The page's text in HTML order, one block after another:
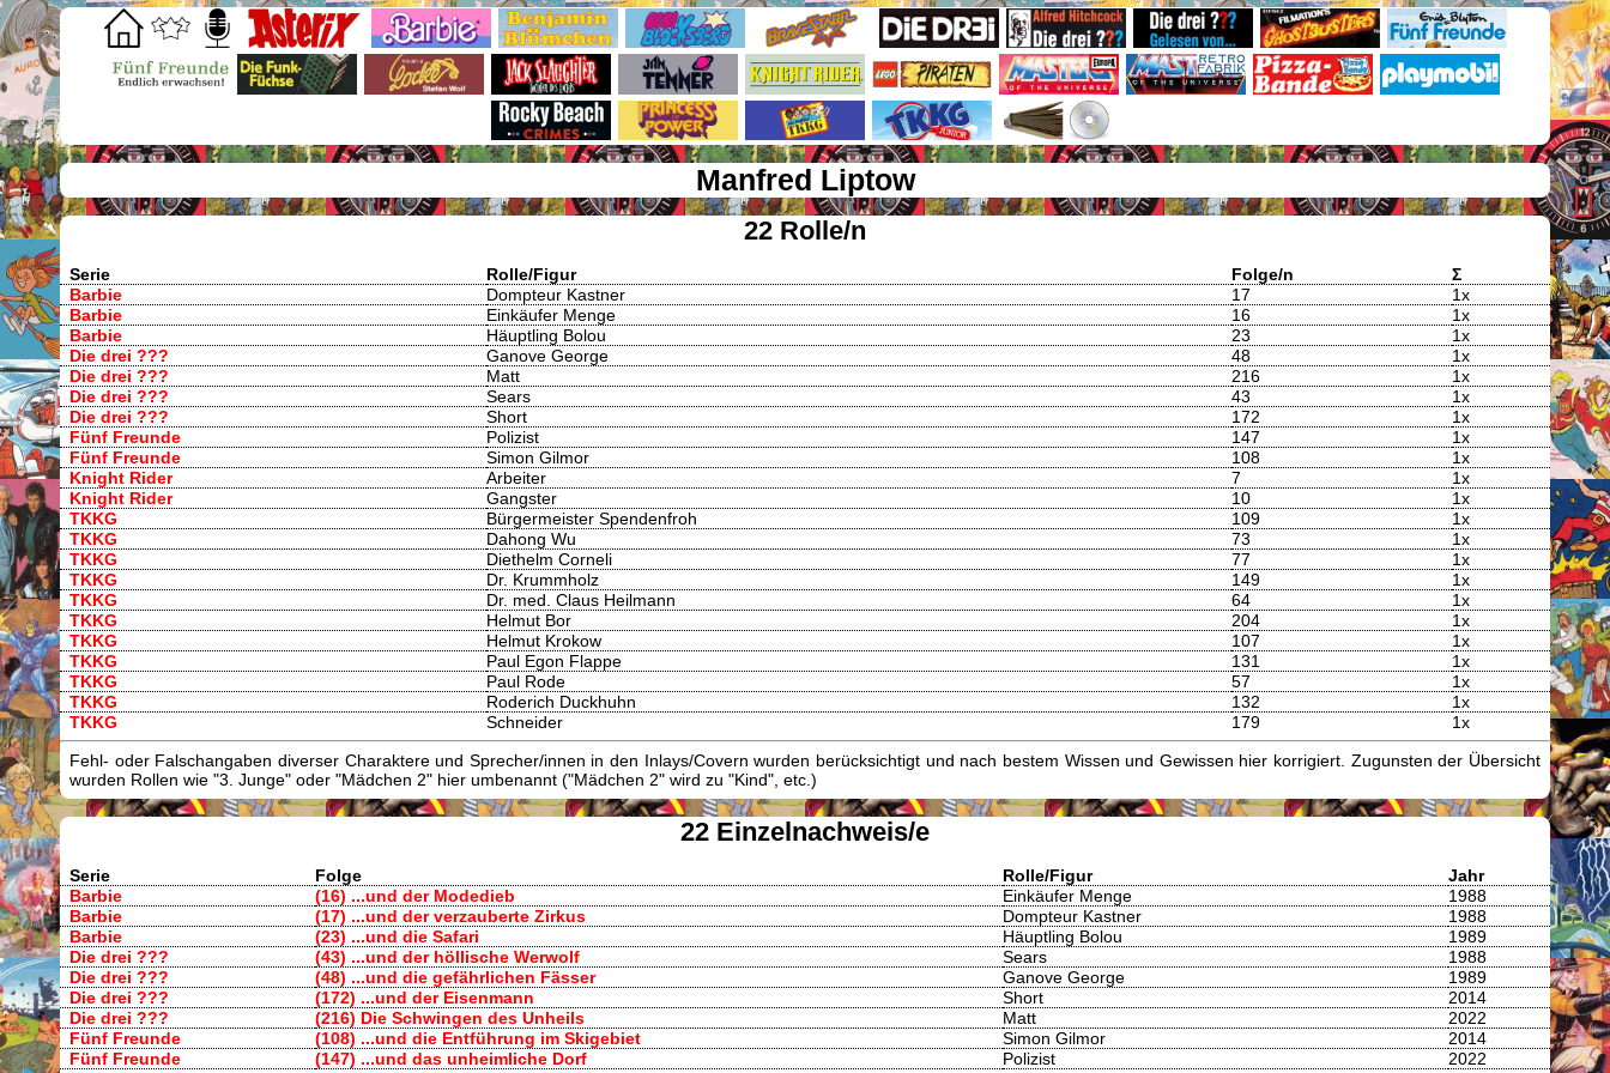
Manfred Liptow
22 Rolle/n
Serie Rolle/Figur Folge/n
Σ
Barbie
Dompteur Kastner 17
1x
Barbie
Einkäufer Menge 16
1x
Barbie
Häuptling Bolou 23
1x
Die drei ???
Ganove George 48
1x
Die drei ???
Matt 216
1x
Die drei ???
Sears 43
1x
Die drei ???
Short 172
1x
Fünf Freunde
Polizist 147
1x
Fünf Freunde
Simon Gilmor 108
1x
Knight Rider
Arbeiter 7
1x
Knight Rider
Gangster 10
1x
TKKG
Bürgermeister Spendenfroh 109
1x
TKKG
Dahong Wu 73
1x
TKKG
Diethelm Corneli 77
1x
TKKG
Dr. Krummholz 149
1x
TKKG
Dr. med. Claus Heilmann 64
1x
TKKG
Helmut Bor 204
1x
TKKG
Helmut Krokow 107
1x
TKKG
Paul Egon Flappe 131
1x
TKKG
Paul Rode 57
1x
TKKG
Roderich Duckhuhn 132
1x
TKKG
Schneider 179 1x
Fehl- oder Falschangaben diverser Charaktere und Sprecher/innen in den Inlays/Covern wurden berücksichtigt und nach bestem Wissen und Gewissen hier korrigiert. Zugunsten der Übersicht
wurden Rollen wie "3. Junge" oder "Mädchen 2" hier umbenannt ("Mädchen 2" wird zu "Kind", etc.)
22 Einzelnachweis/e
Serie Folge Rolle/Figur
Jahr
Barbie
(16) ...und der Modedieb Einkäufer Menge
1988
Barbie
(17) ...und der verzauberte Zirkus Dompteur Kastner
1988
Barbie
(23) ...und die Safari Häuptling Bolou
1989
Die drei ???
(43) ...und der höllische Werwolf Sears
1988
Die drei ???
(48) ...und die gefährlichen Fässer Ganove George
1989
Die drei ???
(172) ...und der Eisenmann Short
2014
Die drei ???
(216) Die Schwingen des Unheils Matt
2022
Fünf Freunde
(108) ...und die Entführung im Skigebiet Simon Gilmor
2014
Fünf Freunde
(147) ...und das unheimliche Dorf Polizist
2022